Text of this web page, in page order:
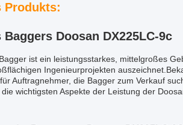
Produkts:
Doosan DX225LC-9c
ist ein leistungsstarkes, mittelgroßes
Ingenieurprojekten
Auftragnehmer, die Bagger zum Verkauf
wichtigsten Aspekte der Leistung der